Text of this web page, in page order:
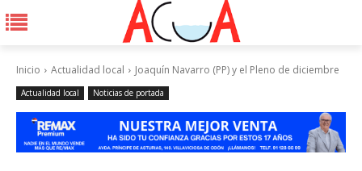
Inicio Actualidad local Joaquín Navarro (PP) y el Pleno de diciembre
Actualidad local Noticias de portada